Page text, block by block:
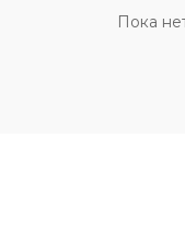
этажи гостей
распоряжении
Пока